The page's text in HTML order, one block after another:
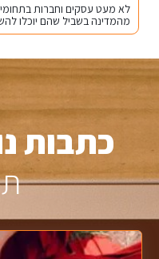
לא מעט עסקים וחברות
מהמדינה בשביל שהם יוכלו
הקליקו כאן להמשך קריאה
כתבות